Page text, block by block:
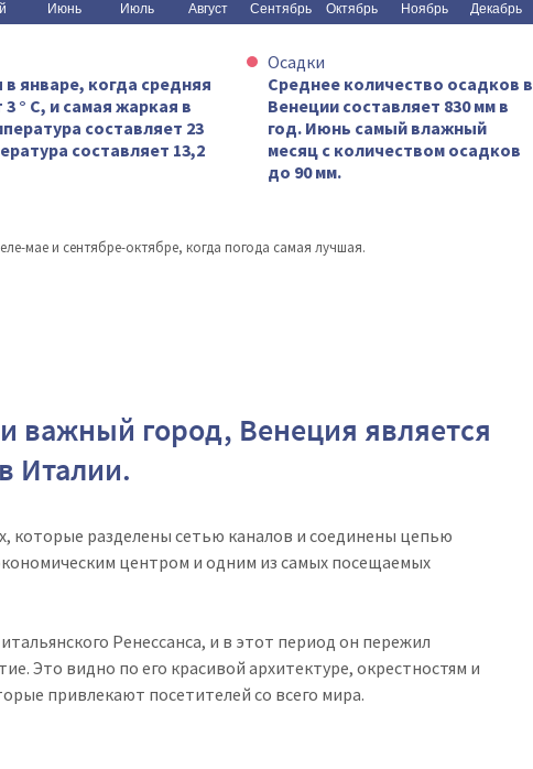
январе, когда средняя
° C, и самая жаркая в
составляет 23
составляет 13,2
Осадки
Среднее количество осадков в
Венеции составляет 830 мм в
год. Июнь самый влажный
месяц с количеством осадков
до 90 мм.
мае и сентябре-октябре, когда погода самая лучшая.
важный город, Венеция является
Италии.
которые разделены сетью каналов и соединены цепью
центром и одним из самых посещаемых
Ренессанса, и в этот период он пережил
Это видно по его красивой архитектуре, окрестностям и
привлекают посетителей со всего мира.